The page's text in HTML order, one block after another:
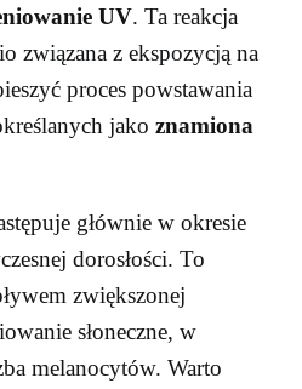
UV. Ta reakcja
związana z ekspozycją na
proces powstawania
jako znamiona
głównie w okresie
dorosłości. To
zwiększonej
słoneczne, w
melanocytów. Warto